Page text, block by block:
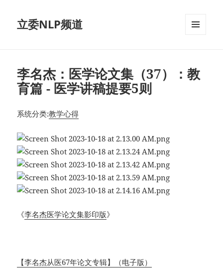
立委NLP频道
李名杰：医学论文集（37）：教
育篇 - 医学讲稿提要5则
系统分类:教学心得
《李名杰医学论文集影印版》
【李名杰从医67年论文专辑】（电子版）